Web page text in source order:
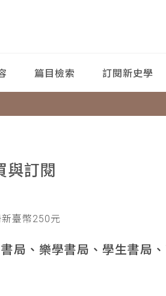
篇目檢索 訂閱新史學
與訂閱
臺幣250元
局、樂學書局、學生書局、